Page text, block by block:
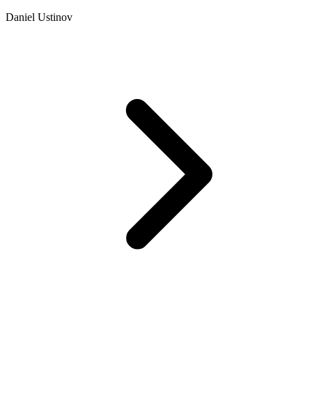
Daniel Ustinov